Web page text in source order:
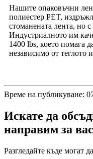
Нашите опаковъчни
полиестер PET,
стоманената лента, но
Индустриалното им
1400 lbs, което помага
независимо от теглото
Време на публикуване:
Искате да
направим за
Разгледайте къде могат